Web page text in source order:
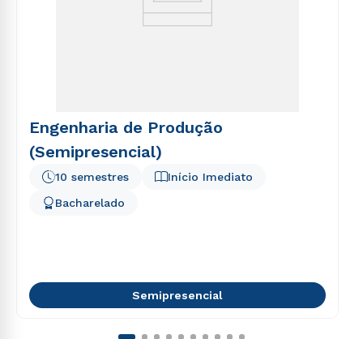
Engenharia de Produção
(Semipresencial)
Início Imediato
10 semestres
Bacharelado
Semipresencial